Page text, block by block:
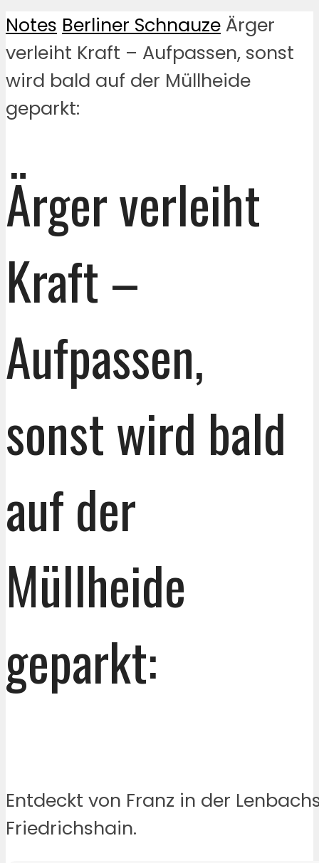
Notes Berliner SchnauzeÄrger
verleiht Kraft – Aufpassen, sonst
wird bald auf der Müllheide
geparkt:
Ärger verleiht
Kraft –
Aufpassen,
sonst wird bald
auf der
Müllheide
geparkt:
Entdeckt von Franz in der
Friedrichshain.